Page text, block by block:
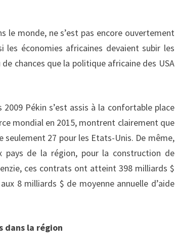
le monde, ne s’est pas encore ouvertement
les économies africaines devaient subir les
chances que la politique africaine des USA
Pékin s’est assis à la confortable place
mondial en 2015, montrent clairement que
27 pour les Etats-Unis. De même,
pays de la région, pour la construction de
ces contrats ont atteint 398 milliards $
8 milliards $ de moyenne annuelle d’aide
dans la région